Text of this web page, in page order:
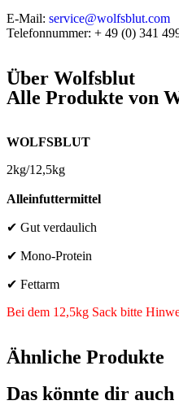
E-Mail: service@wolfsblut.com
Telefonnummer: + 49 (0) 341
Über Wolfsblut
Alle Produkte von
WOLFSBLUT
2kg/12,5kg
Alleinfuttermittel
✔ Gut verdaulich
✔ Mono-Protein
✔ Fettarm
Bei dem 12,5kg Sack bitte
Ähnliche Produkte
Das könnte dir